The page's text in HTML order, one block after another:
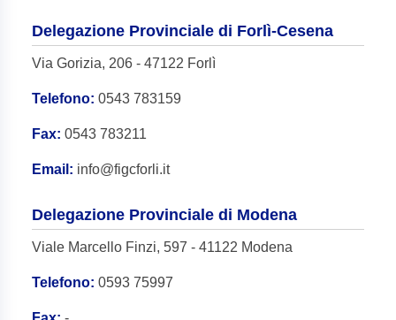
Delegazione Provinciale di Forlì-Cesena
Via Gorizia, 206 - 47122 Forlì
Telefono: 0543 783159
Fax: 0543 783211
Email: info@figcforli.it
Delegazione Provinciale di Modena
Viale Marcello Finzi, 597 - 41122 Modena
Telefono: 0593 75997